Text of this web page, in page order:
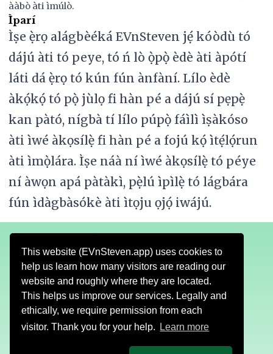
This website (EVnSteven.app) uses cookies to
help us learn how many visitors are reading our
website and roughly where they are located.
This helps us improve our services. Legally and
ethically, we require permission from each
visitor. Thank you for your help.
Learn more
ààbò àti ìmúlò.
Ìparí
Ìṣe ẹ̀rọ alágbèéká EVnSteven jẹ́ kóòdù tó
dájú àti tó peye, tó ń lò ọ̀pọ̀ èdè àti àpótí
láti dá ẹ̀rọ tó kún fún ànfàní. Lílo èdè
àkọ́kọ́ tó pọ̀ jùlọ fi hàn pé a dájú sí pẹpẹ̀
kan pàtó, nígbà tí lílo púpọ̀ fáìlì ìṣàkóso
àti ìwé àkọsílẹ̀ fi hàn pé a fojú kọ́ ìtẹ́lọ́run
àti ìmọ̀lára. Ìṣe náà ní ìwé àkọsílẹ̀ tó péye
ní àwọn apá pàtàkì, pẹ̀lú ìpìlẹ̀ tó lágbára
fún ìdàgbàsókè àti ìtọju ọjọ́ iwájú.
Nípa Ofin Gbigba lati ayelujara
Atilẹyin